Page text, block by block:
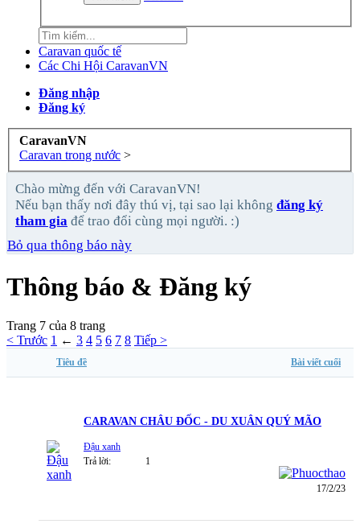
Caravan quốc tế
Các Chi Hội CaravanVN
Đăng nhập
Đăng ký
CaravanVN
Caravan trong nước >
Chào mừng đến với CaravanVN!
Nếu bạn thấy nơi đây thú vị, tại sao lại không đăng ký
tham gia để trao đổi cùng mọi người. :)
Bỏ qua thông báo này
Thông báo & Đăng ký
Trang 7 của 8 trang
< Trước 1 ← 3 4 5 6 7 8 Tiếp >
Tiêu đề Bài viết cuối
CARAVAN CHÂU ĐỐC - DU XUÂN QUÝ MÃO
Đậu xanh
Trả lời:
1
17/2/23